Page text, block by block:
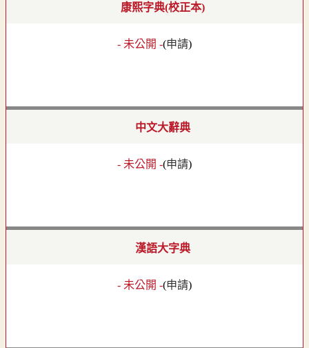
康熙字典(校正本)
- 未公開 -(申請)
中文大辭典
- 未公開 -(申請)
漢語大字典
- 未公開 -(申請)